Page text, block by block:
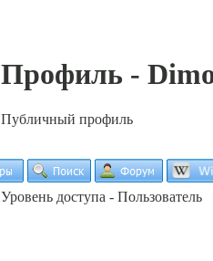
Профиль -
Публичный профиль
Уровень доступа - Пользователь